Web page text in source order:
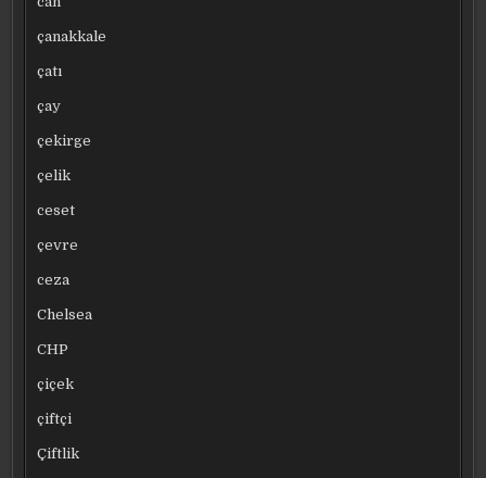
çanakkale
çatı
çay
çekirge
çelik
ceset
çevre
ceza
Chelsea
CHP
çiçek
çiftçi
Çiftlik